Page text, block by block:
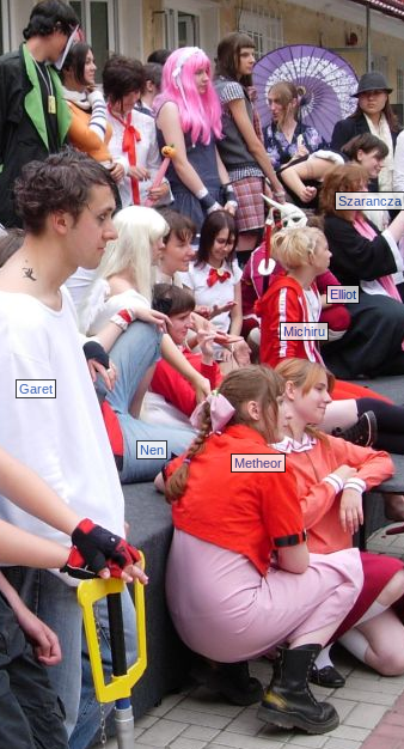
Elliot
Garet
Metheor
Michiru
Nen
Szarancza